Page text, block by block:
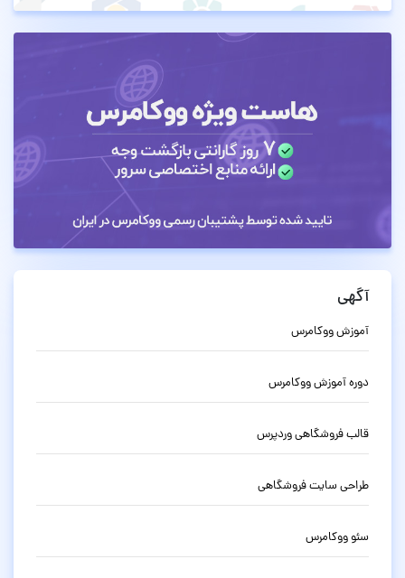
آگهی
آموزش ووکامرس
دوره آموزش ووکامرس
قالب فروشگاهی وردپرس
طراحی سایت فروشگاهی
سئو ووکامرس